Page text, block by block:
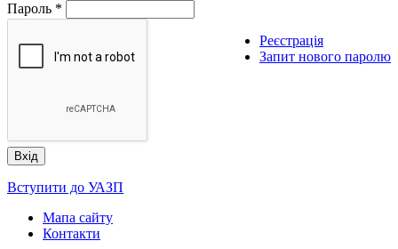
Пароль *
Реєстрація
Запит нового паролю
Вступити до УАЗП
Мапа сайту
Контакти